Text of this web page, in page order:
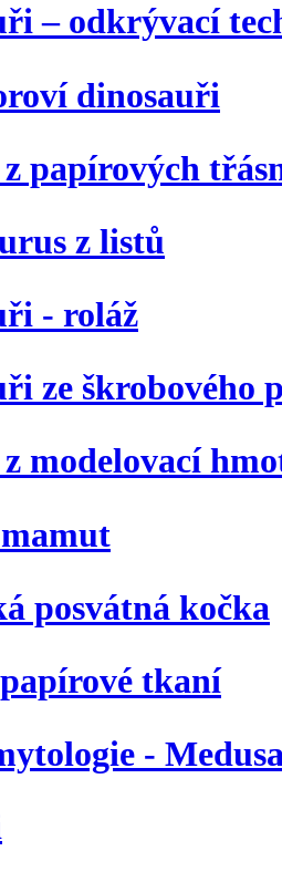
– odkrývací
dinosauři
papírových
z listů
- roláž
ze škrobového
modelovací
posvátná kočka
tkaní
-